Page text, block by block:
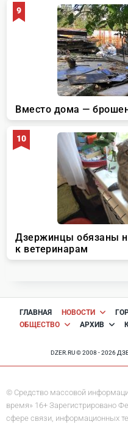
ГЛАВНАЯ НОВОСТИ
ОБЩЕСТВО
АРХИВ
DZER.RU © 2008 - 2026
© Средство массовой
время» 16+ Зарегистрировано
сфере связи, информационных